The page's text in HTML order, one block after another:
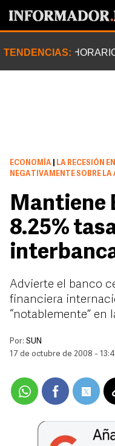
TENDENCIAS:
ECONOMÍA
LA RECESIÓN
NEGATIVAMENTE SOBRE
Mantiene
8.25%
Advierte el banco
financiera
“notablemente” en
Por: SUN
17 de octubre de 2008 -